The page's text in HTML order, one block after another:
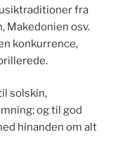
fra
Makedonien osv.
konkurrence,
solskin,
og til god
hinanden om alt